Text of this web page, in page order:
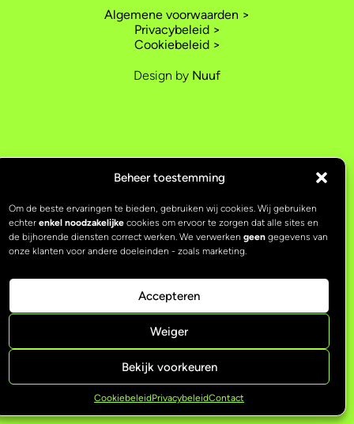
Beheer toestemming
Om de beste ervaringen te bieden, gebruiken wij cookies. Wij gebruiken
echter enkel noodzakelijke cookies om ervoor te zorgen dat alle sites en
de bijhorende diensten correct werken. We verwerken geen gegevens van
onze klanten voor andere doeleinden - zoals marketing.
Accepteren
Weiger
Bekijk voorkeuren
CookiebeleidPrivacybeleidContact
Algemene voorwaarden >
Privacybeleid >
Cookiebeleid >
Design by Nuuf